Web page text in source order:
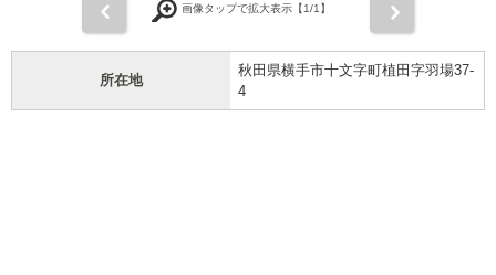
画像タップで拡大表示【1/1】
所在地
秋田県横手市十文字町植田字羽場37-
4